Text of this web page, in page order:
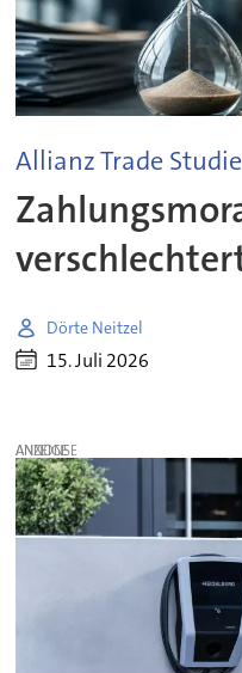
Allianz Trade Studie
Dörte Neitzel
15. Juli 2026
ANZEIGE